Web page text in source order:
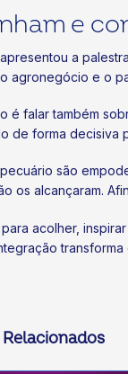
e
a palestra
agronegócio e o
é falar também
de forma decisiva
são
os alcançaram.
acolher, inspirar